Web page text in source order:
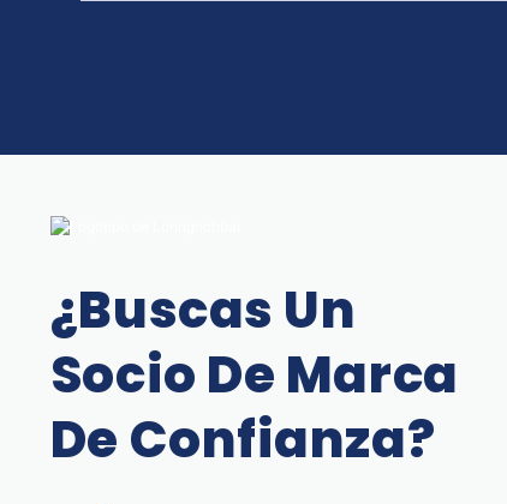
¿Buscas Un
Socio De Marca
De Confianza?